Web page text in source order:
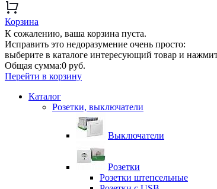
Корзина
К сожалению, ваша корзина пуста.
Исправить это недоразумение очень просто:
выберите в каталоге интересующий товар и
Общая сумма:0 руб.
Перейти в корзину
Каталог
Розетки, выключатели
Выключатели
Розетки
Розетки штепсельные